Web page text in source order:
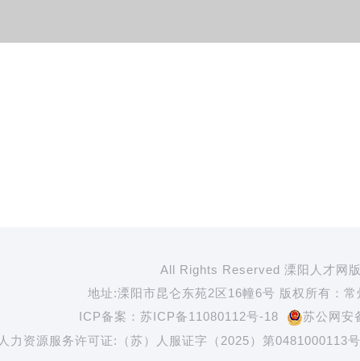
All Rights Reserved 溧阳人才网
地址:溧阳市昆仑东苑2区16幢6号 版权所有：常
ICP备案： 苏ICP备11080112号-18
苏公网安
人力资源服务许可证:（苏）人服证字（2025）第